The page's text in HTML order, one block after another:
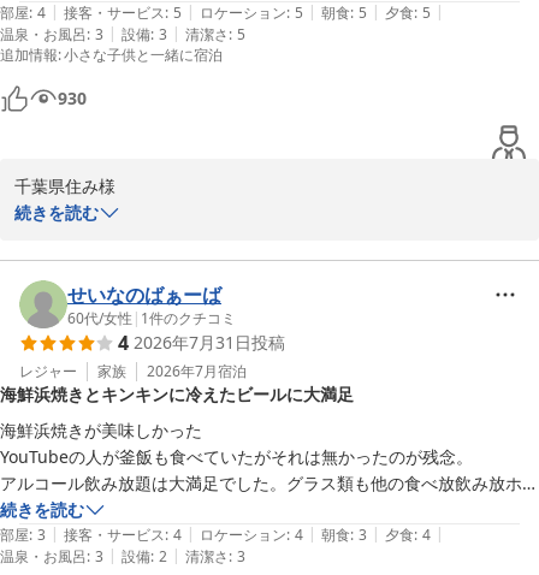
灯台や神社、磯遊びはできます。
部屋: 4 | 接客・サービス: 5 | ロケーション: 5 | 朝食: 5 | 夕食: 5 |
温泉・お風呂: 3 | 設備: 3 | 清潔さ: 5
追加情報:小さな子供と一緒に宿泊
930
千葉県住み様
した。夜のバイキングやお部屋からの眺望をお楽しみいただけたと
のこと、大変嬉しく思っております。また、周辺の観光地について
のご意見もありがとうございます。当館周辺には自然を楽しめるス
ポットがいくつかございますが、観光地の多様性に関してご期待に
添えなかった点、承知いたしました。今後の参考にさせていただき
ます。ぜひまたのご利用をお待ちしております。
ホテル南海荘
味覚と眺望の宿 ホテル南海荘
2026-05-12
続きを読む
せいなのばぁーば
60代/女性 | 1件のクチコミ
4 2026年7月31日投稿
レジャー 家族 2026年7月宿泊
海鮮浜焼きとキンキンに冷えたビールに大満足
海鮮浜焼きが美味しかった
YouTubeの人が釜飯も食べていたがそれは無かったのが残念。
アルコール飲み放題は大満足でした。グラス類も他の食べ放飲み放ホテ
ルではプラスチックだったが、ちゃんとガラスのグラスが冷えていて、
更にキンキンのビールを注いで美味しかったです。氷もクラッシュの氷
ではなく四角い氷でした。私的にはそこはこだわりたいところなのでと
続きを読む
部屋: 3 | 接客・サービス: 4 | ロケーション: 4 | 朝食: 3 | 夕食: 4 |
温泉・お風呂: 3 | 設備: 2 | 清潔さ: 3